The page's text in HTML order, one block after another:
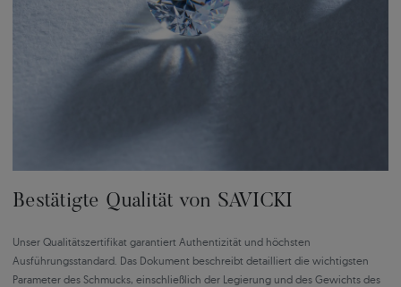
Bestätigte Qualität von SAVICKI
Unser Qualitätszertifikat garantiert Authentizität und höchsten
Ausführungsstandard. Das Dokument beschreibt detailliert die wichtigsten
Parameter des Schmucks, einschließlich der Legierung und des Gewichts des